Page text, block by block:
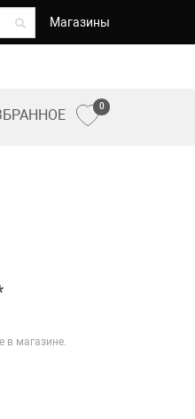
Магазины
0
в магазине.